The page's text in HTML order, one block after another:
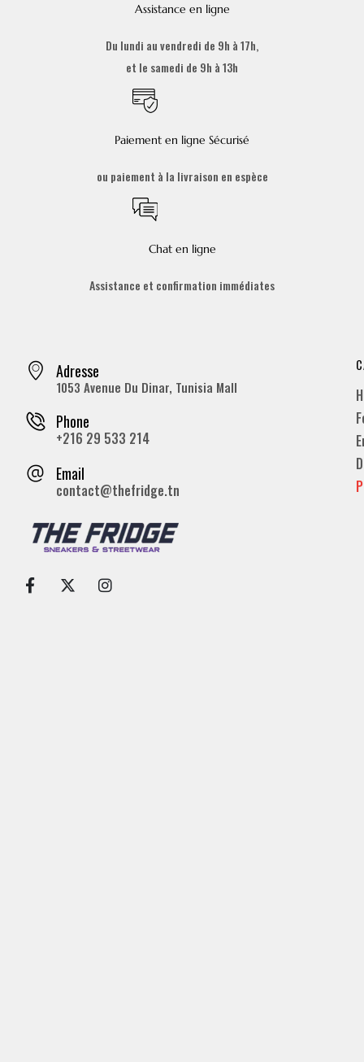
Assistance en ligne
Du lundi au vendredi de 9h à 17h,
et le samedi de 9h à 13h
Paiement en ligne Sécurisé
ou paiement à la livraison en espèce
Chat en ligne
Assistance et confirmation immédiates
Adresse
1053 Avenue Du Dinar, Tunisia Mall
Phone
+216 29 533 214
Email
contact@thefridge.tn